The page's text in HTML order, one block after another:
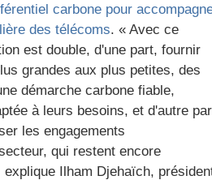
carbone pour
des télécoms. « Avec ce
est double, d'une part, fournir
grandes aux plus petites, des
démarche carbone fiable,
à leurs besoins, et d'autre
les engagements
qui restent encore
Ilham Djehaïch,